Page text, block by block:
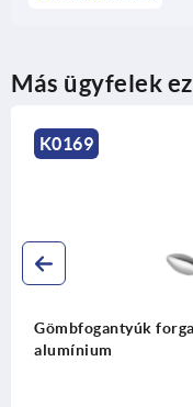
Más ügyfelek
DIN 98, E alak,